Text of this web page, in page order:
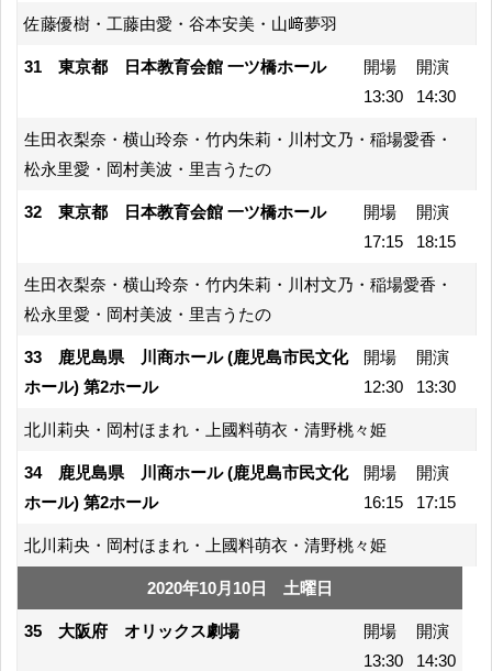
佐藤優樹・工藤由愛・谷本安美・山﨑夢羽
31 東京都 日本教育会館 一ツ橋ホール
開場
13:30
開演
14:30
生田衣梨奈・横山玲奈・竹内朱莉・川村文乃・稲場愛香・
松永里愛・岡村美波・里吉うたの
32 東京都 日本教育会館 一ツ橋ホール
開場
17:15
開演
18:15
生田衣梨奈・横山玲奈・竹内朱莉・川村文乃・稲場愛香・
松永里愛・岡村美波・里吉うたの
33 鹿児島県 川商ホール (鹿児島市民文化
ホール) 第2ホール
開場
12:30
開演
13:30
北川莉央・岡村ほまれ・上國料萌衣・清野桃々姫
34 鹿児島県 川商ホール (鹿児島市民文化
ホール) 第2ホール
開場
16:15
開演
17:15
北川莉央・岡村ほまれ・上國料萌衣・清野桃々姫
2020年10月10日 土曜日
35 大阪府 オリックス劇場
開場
13:30
開演
14:30